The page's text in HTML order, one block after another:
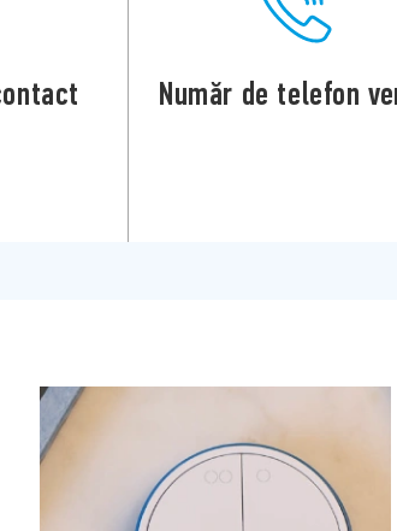
Număr de telefon